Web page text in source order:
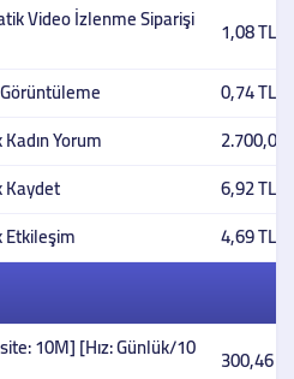
Video İzlenme Siparişi
1,08 TL
0,74 TL
Yorum
2.700,00
6,92 TL
4,69 TL
10M] [Hız: Günlük/10 300,46 TL